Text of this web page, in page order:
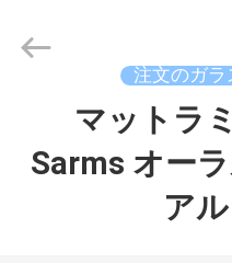
2017
Rights
注文のガ
マットラ
Sarms オー
ア